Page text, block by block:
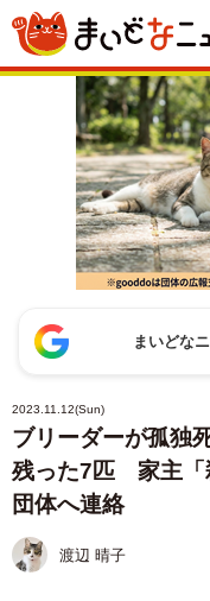
まいどな
2023.11.12(Sun)
ブリーダーが孤独
残った7匹 家主「
団体へ連絡
渡辺 晴子